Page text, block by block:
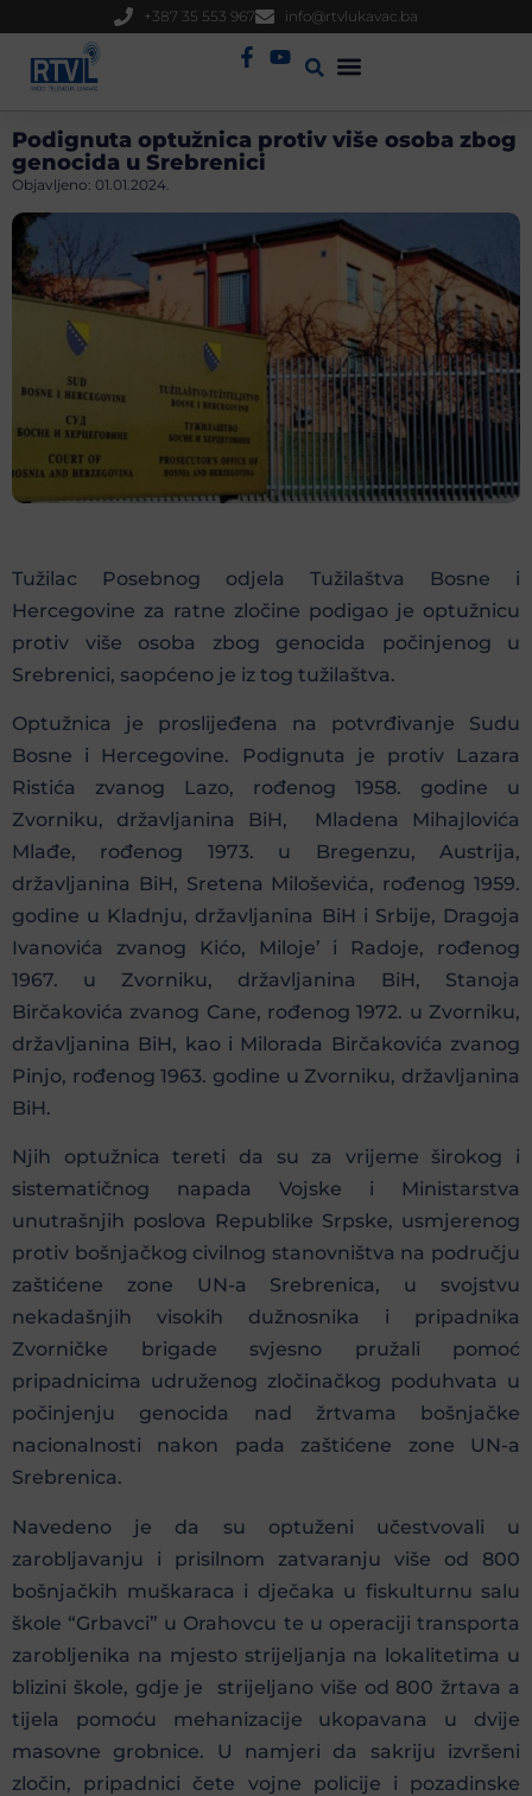
+387 35 553 967 info@rtvlukavac.ba
Podignuta optužnica protiv više osoba zbog
genocida u Srebrenici
Objavljeno: 01.01.2024.
Tužilac Posebnog odjela Tužilaštva Bosne i
Hercegovine za ratne zločine podigao je optužnicu
protiv više osoba zbog genocida počinjenog u
Srebrenici, saopćeno je iz tog tužilaštva.
Optužnica je proslijeđena na potvrđivanje Sudu
Bosne i Hercegovine. Podignuta je protiv Lazara
Ristića zvanog Lazo, rođenog 1958. godine u
Zvorniku, državljanina BiH, Mladena Mihajlovića
Mlađe, rođenog 1973. u Bregenzu, Austrija,
državljanina BiH, Sretena Miloševića, rođenog 1959.
godine u Kladnju, državljanina BiH i Srbije, Dragoja
Ivanovića zvanog Kićo, Miloje’ i Radoje, rođenog
1967. u Zvorniku, državljanina BiH, Stanoja
Birčakovića zvanog Cane, rođenog 1972. u Zvorniku,
državljanina BiH, kao i Milorada Birčakovića zvanog
Pinjo, rođenog 1963. godine u Zvorniku, državljanina
BiH.
Njih optužnica tereti da su za vrijeme širokog i
sistematičnog napada Vojske i Ministarstva
unutrašnjih poslova Republike Srpske, usmjerenog
protiv bošnjačkog civilnog stanovništva na području
zaštićene zone UN-a Srebrenica, u svojstvu
nekadašnjih visokih dužnosnika i pripadnika
Zvorničke brigade svjesno pružali pomoć
pripadnicima udruženog zločinačkog poduhvata u
počinjenju genocida nad žrtvama bošnjačke
nacionalnosti nakon pada zaštićene zone UN-a
Srebrenica.
Navedeno je da su optuženi učestvovali u
zarobljavanju i prisilnom zatvaranju više od 800
bošnjačkih muškaraca i dječaka u fiskulturnu salu
škole “Grbavci” u Orahovcu te u operaciji transporta
zarobljenika na mjesto strijeljanja na lokalitetima u
blizini škole, gdje je strijeljano više od 800 žrtava a
tijela pomoću mehanizacije ukopavana u dvije
masovne grobnice. U namjeri da sakriju izvršeni
zločin, pripadnici čete vojne policije i pozadinske